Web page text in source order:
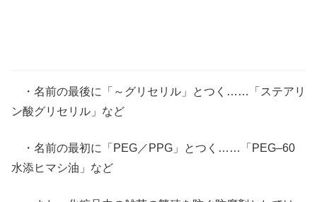
・名前の最後に「～グリセリル」とつく……「ステアリ
ン酸グリセリル」など
・名前の最初に「PEG／PPG」とつく……「PEG‒60
水添ヒマシ油」など